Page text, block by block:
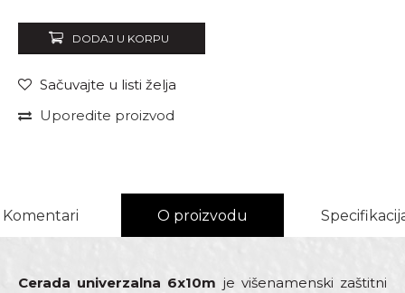
DODAJ U KORPU
Sačuvajte u listi želja
Uporedite proizvod
Komentari O proizvodu
Cerada univerzalna 6x10m je višenamenski zaštitni